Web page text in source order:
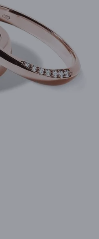
SETS
HALSKETTEN
SCHMUCK